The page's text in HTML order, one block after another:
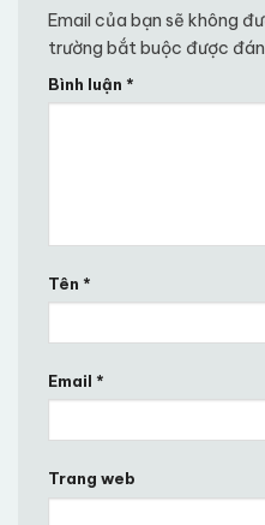
Email của bạn sẽ không
trường bắt buộc được
Bình luận *
Tên *
Email *
Trang web